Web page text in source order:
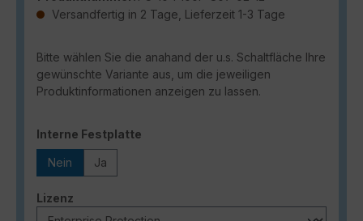
Versandfertig in 2 Tage, Lieferzeit 1-3 Tage
Bitte wählen Sie die anahand der u.s. Schaltfläche Ihre
gewünschte Variante aus, um die jeweiligen
Produktinformationen anzeigen zu lassen.
Interne Festplatte
Nein Ja
Lizenz